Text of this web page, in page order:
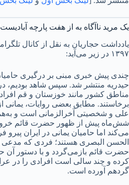
یک مرید ناآگاه به از هفت پارچه
یادداشت حجاریان به نقل از کانال
۱۳۹۷ در زیر می‌آید:
چندی پیش خبری مبنی بر درگیری
حیدریه منتشر شد. سپس شاهد بودیم،
مناطق کشور مانند خوزستان و قم
برخاستند. مطابق بعضی روایات، یمانی
علی و شخصیتی آخرالزمانی است و
شش‌ماه پیش از ظهور حضرت قائم
می‌کند اما حامیان یمانی در ایران پیرو
الحسن البصری هستند؛ فردی که
حضرت قائم بازمی‌گردد و با دستور آن
کرده و چند سالی است افرادی را در
گردهم آورده است.